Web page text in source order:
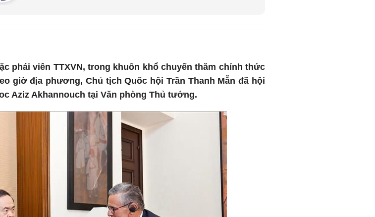
phái viên TTXVN, trong khuôn khổ chuyến thăm chính thức
giờ địa phương, Chủ tịch Quốc hội Trần Thanh Mẫn đã hội
Aziz Akhannouch tại Văn phòng Thủ tướng.